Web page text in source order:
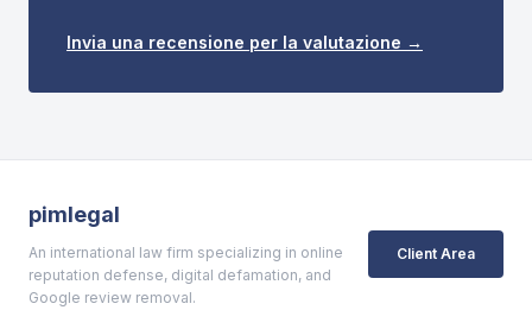
Invia una recensione per la valutazione →
pimlegal
An international law firm specializing in online
reputation defense, digital defamation, and
Google review removal.
Client Area